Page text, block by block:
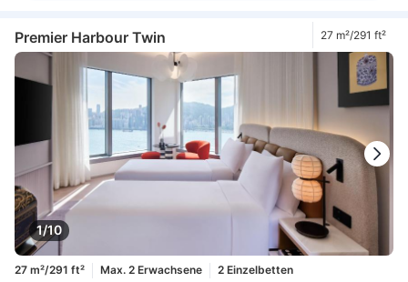
Premier Harbour Twin 27 m²/291 ft²
1/10
27 m²/291 ft² Max. 2 Erwachsene
2 Einzelbetten